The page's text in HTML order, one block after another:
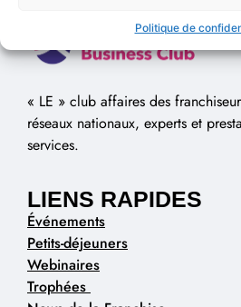
Politique de
« LE » club affaires des
réseaux nationaux, experts et
services.
LIENS RAPIDES
Événements
Petits-déjeuners
Webinaires
Trophées